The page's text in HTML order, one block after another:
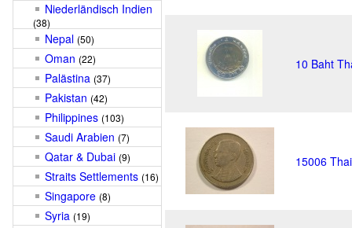
Niederländisch Indien
(38)
Nepal (50)
Oman (22)
Palästina (37)
Pakistan (42)
Philippines (103)
Saudi Arabien (7)
Qatar & Dubai (9)
Straits Settlements (16)
Singapore (8)
Syria (19)
10 Baht
15006